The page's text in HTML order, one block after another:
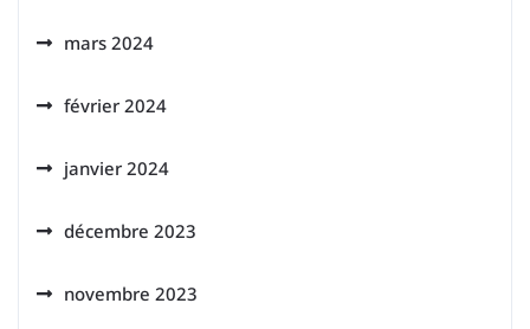
mars 2024
février 2024
janvier 2024
décembre 2023
novembre 2023